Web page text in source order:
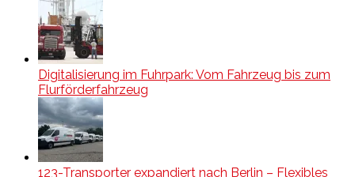
Digitalisierung im Fuhrpark: Vom Fahrzeug bis zum
Flurförderfahrzeug
123-Transporter expandiert nach Berlin – Flexibles